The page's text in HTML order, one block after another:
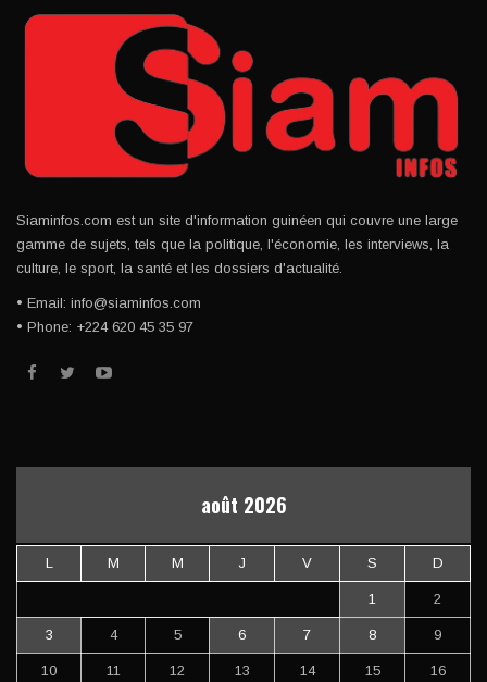
Siaminfos.com est un site d'information guinéen qui couvre une large
gamme de sujets, tels que la politique, l'économie, les interviews, la
culture, le sport, la santé et les dossiers d'actualité.
• Email: info@siaminfos.com
• Phone: +224 620 45 35 97
août 2026
L M M J V S D
1 2
3 4 5 6 7 8 9
10 11 12 13 14 15 16